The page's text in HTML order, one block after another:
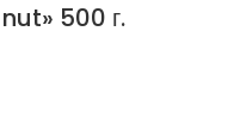
500 г.